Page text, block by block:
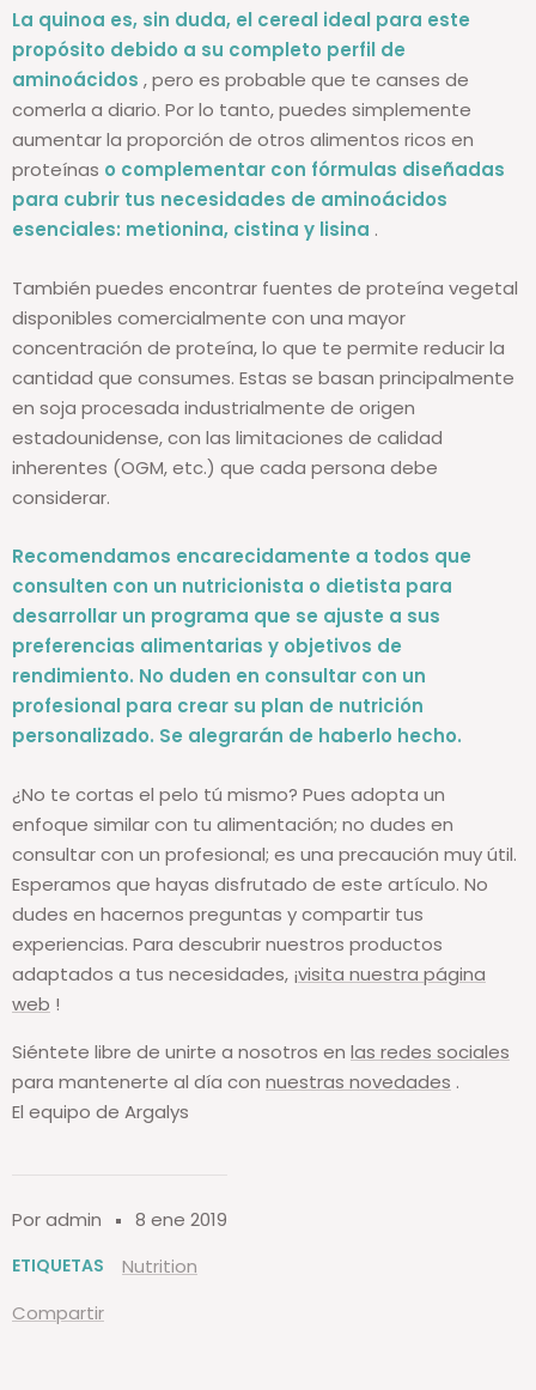
Por admin 8 ene 2019
ETIQUETAS
Nutrition
Compartir
La quinoa es, sin duda, el cereal ideal para este
propósito debido a su completo perfil de
aminoácidos , pero es probable que te canses de
comerla a diario. Por lo tanto, puedes simplemente
aumentar la proporción de otros alimentos ricos en
proteínas o complementar con fórmulas diseñadas
para cubrir tus necesidades de aminoácidos
esenciales: metionina, cistina y lisina .
También puedes encontrar fuentes de proteína vegetal
disponibles comercialmente con una mayor
concentración de proteína, lo que te permite reducir la
cantidad que consumes. Estas se basan principalmente
en soja procesada industrialmente de origen
estadounidense, con las limitaciones de calidad
inherentes (OGM, etc.) que cada persona debe
considerar.
Recomendamos encarecidamente a todos que
consulten con un nutricionista o dietista para
desarrollar un programa que se ajuste a sus
preferencias alimentarias y objetivos de
rendimiento. No duden en consultar con un
profesional para crear su plan de nutrición
personalizado. Se alegrarán de haberlo hecho.
¿No te cortas el pelo tú mismo? Pues adopta un
enfoque similar con tu alimentación; no dudes en
consultar con un profesional; es una precaución muy útil.
Esperamos que hayas disfrutado de este artículo. No
dudes en hacernos preguntas y compartir tus
experiencias. Para descubrir nuestros productos
adaptados a tus necesidades, ¡visita nuestra página
web !
Siéntete libre de unirte a nosotros en las redes sociales
para mantenerte al día con nuestras novedades .
El equipo de Argalys